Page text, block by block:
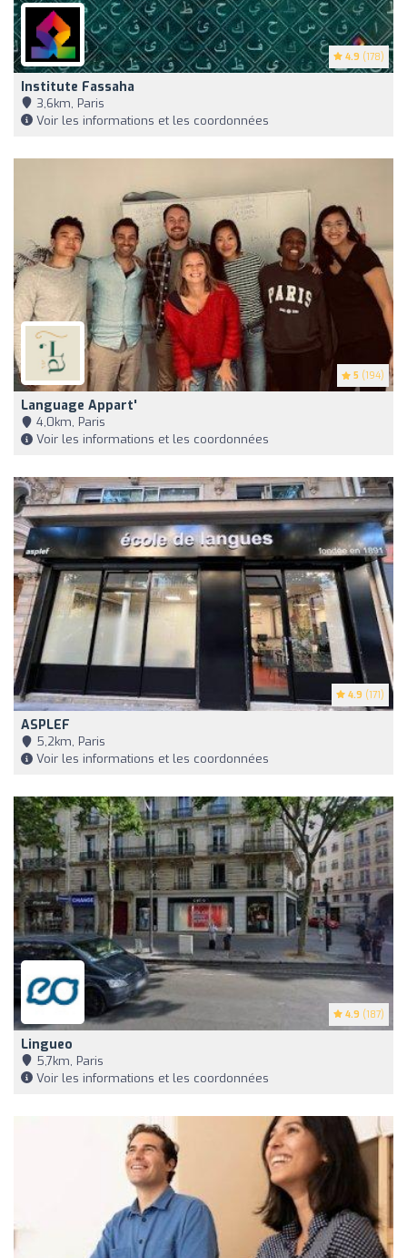
4.9 (178)
Institute Fassaha
3,6km, Paris
Voir les informations et les coordonnées
5 (194)
Language Appart'
4,0km, Paris
Voir les informations et les coordonnées
4.9 (171)
ASPLEF
5,2km, Paris
Voir les informations et les coordonnées
4.9 (187)
Lingueo
5,7km, Paris
Voir les informations et les coordonnées